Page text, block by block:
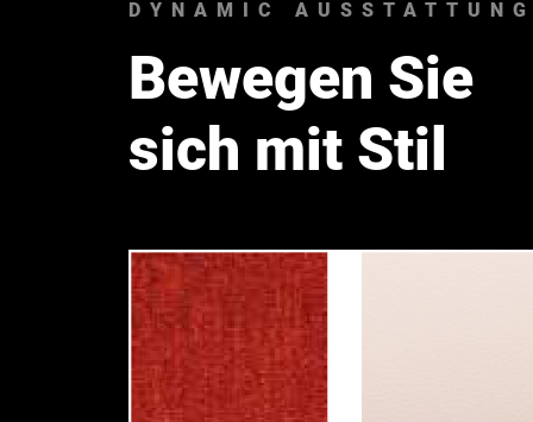
DYNAMIC
Bewegen Sie
sich mit Stil